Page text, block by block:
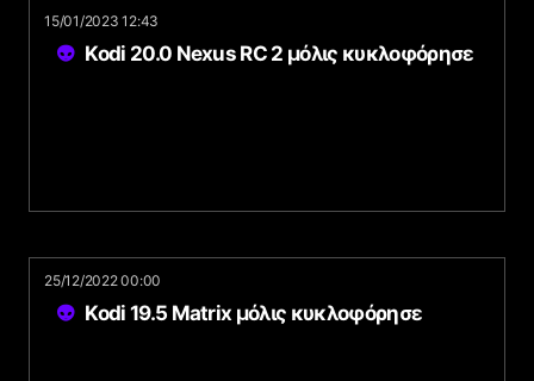
15/01/2023 12:43
Kodi 20.0 Nexus RC 2 μόλις κυκλοφόρησε
25/12/2022 00:00
Kodi 19.5 Matrix μόλις κυκλοφόρησε